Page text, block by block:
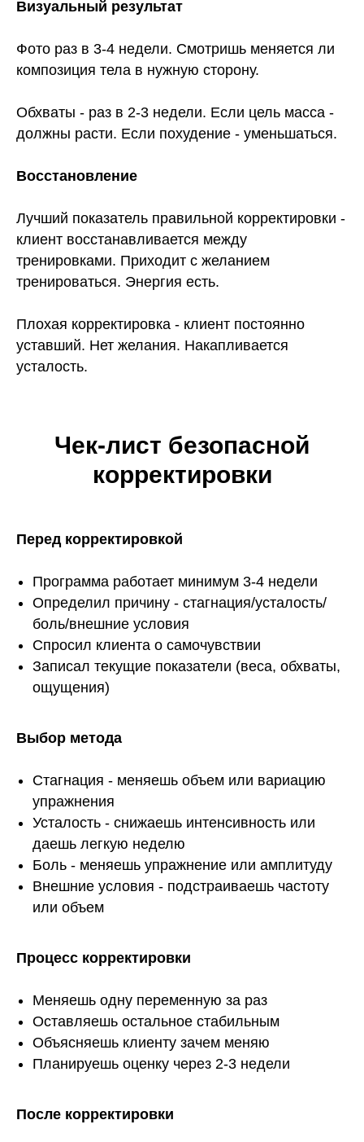
Визуальный результат
Фото раз в 3-4 недели. Смотришь меняется ли
композиция тела в нужную сторону.
Обхваты - раз в 2-3 недели. Если цель масса -
должны расти. Если похудение - уменьшаться.
Восстановление
Лучший показатель правильной корректировки -
клиент восстанавливается между
тренировками. Приходит с желанием
тренироваться. Энергия есть.
Плохая корректировка - клиент постоянно
уставший. Нет желания. Накапливается
усталость.
Чек-лист безопасной
корректировки
Перед корректировкой
Программа работает минимум 3-4 недели
Определил причину - стагнация/усталость/
боль/внешние условия
Спросил клиента о самочувствии
Записал текущие показатели (веса, обхваты,
ощущения)
Выбор метода
Стагнация - меняешь объем или вариацию
упражнения
Усталость - снижаешь интенсивность или
даешь легкую неделю
Боль - меняешь упражнение или амплитуду
Внешние условия - подстраиваешь частоту
или объем
Процесс корректировки
Меняешь одну переменную за раз
Оставляешь остальное стабильным
Объясняешь клиенту зачем меняю
Планируешь оценку через 2-3 недели
После корректировки